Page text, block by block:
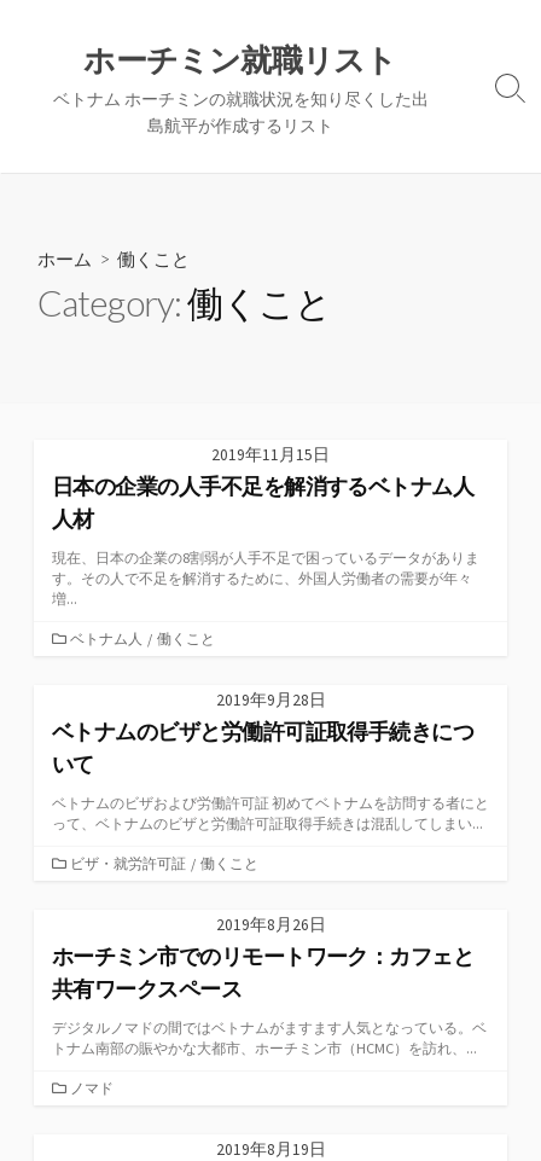
へ
ホーチミン就職リスト
ベトナム ホーチミンの就職状況を知り尽くした出
島航平が作成するリスト
検
ホーム > 働くこと
Category:働くこと
2019年11月15日
日本の企業の人手不足を解消するベトナム人
人材
現在、日本の企業の8割弱が人手不足で困っているデータがありま
す。その人で不足を解消するために、外国人労働者の需要が年々
増...
カ
ー
ベトナム人 / 働くこと
2019年9月28日
ベトナムのビザと労働許可証取得手続きにつ
いて
ベトナムのビザおよび労働許可証 初めてベトナムを訪問する者にと
って、ベトナムのビザと労働許可証取得手続きは混乱してしまい...
カ
ー
ビザ・就労許可証 / 働くこと
2019年8月26日
ホーチミン市でのリモートワーク：カフェと
共有ワークスペース
デジタルノマドの間ではベトナムがますます人気となっている。ベ
トナム南部の賑やかな大都市、ホーチミン市（HCMC）を訪れ、...
カノマド
2019年8月19日